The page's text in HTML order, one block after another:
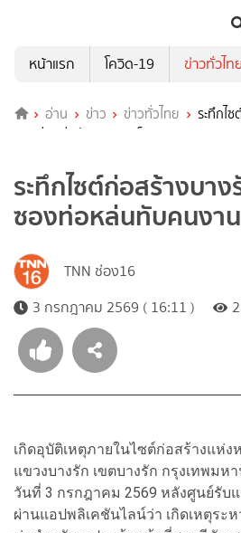
หน้าแรก
โควิด-19 ข่าวทั่วไทย
อ่าน ข่าว ข่าวทั่วไทย
ระทึกไ
ซองท่อหล่นทับคนงาน เจ็บ 1
ระทึกไซต์ก่อสร้างบา
ซองท่อหล่นทับคนงาน
TNN ช่อง16
3 กรกฎาคม 2569 ( 16:11 )
เกิดอุบัติเหตุภายในไซต์ก่อสร้างแห่ง
แขวงบางรัก เขตบางรัก กรุงเทพมหา
วันที่ 3 กรกฎาคม 2569 หลังศูนย์รับ
ผ่านแอปพลิเคชันไลน์ว่า เกิดเหตุระ